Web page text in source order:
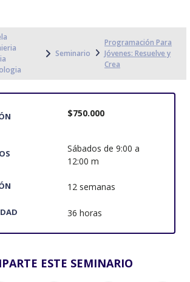
Seminario
Programación Para
Jóvenes: Resuelve y
Crea
$750.000
Sábados de 9:00 a
12:00 m
12 semanas
36 horas
ESTE SEMINARIO